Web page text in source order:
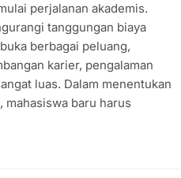
perjalanan akademis.
tanggungan biaya
berbagai peluang,
karier, pengalaman
luas. Dalam menentukan
baru harus